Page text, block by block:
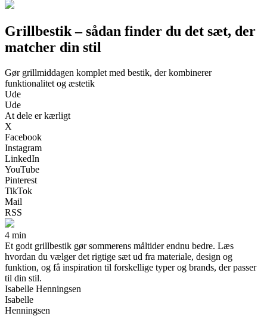
Grillbestik – sådan finder du det sæt, der
matcher din stil
Gør grillmiddagen komplet med bestik, der kombinerer
funktionalitet og æstetik
Ude
Ude
At dele er kærligt
X
Facebook
Instagram
LinkedIn
YouTube
Pinterest
TikTok
Mail
RSS
4 min
Et godt grillbestik gør sommerens måltider endnu bedre. Læs
hvordan du vælger det rigtige sæt ud fra materiale, design og
funktion, og få inspiration til forskellige typer og brands, der passer
til din stil.
Isabelle Henningsen
Isabelle
Henningsen